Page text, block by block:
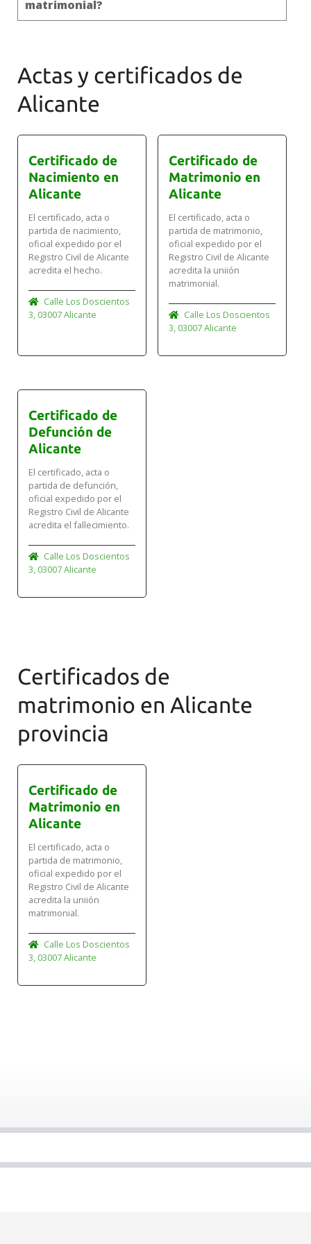
copia, por lo que siempre será posible solicitar otra.
No existen límites de copias que se puedan pedir al
matrimonial?
necesario presentar documentación que acredite el
dato correcto, como el DNI o pasaporte de los
cónyuges.
Actas y certificados de
Alicante
Certificado de
Nacimiento en
Alicante
El certificado, acta o
partida de nacimiento,
oficial expedido por el
Registro Civil de Alicante
acredita el hecho.
Calle Los Doscientos
3, 03007 Alicante
Certificado de
Matrimonio en
Alicante
El certificado, acta o
partida de matrimonio,
oficial expedido por el
Registro Civil de Alicante
acredita la uniión
matrimonial.
Calle Los Doscientos
3, 03007 Alicante
Certificado de
Defunción de
Alicante
El certificado, acta o
partida de defunción,
oficial expedido por el
Registro Civil de Alicante
acredita el fallecimiento.
Calle Los Doscientos
3, 03007 Alicante
Certificados de
matrimonio en Alicante
provincia
Certificado de
Matrimonio en
Alicante
El certificado, acta o
partida de matrimonio,
oficial expedido por el
Registro Civil de Alicante
acredita la uniión
matrimonial.
Calle Los Doscientos
3, 03007 Alicante